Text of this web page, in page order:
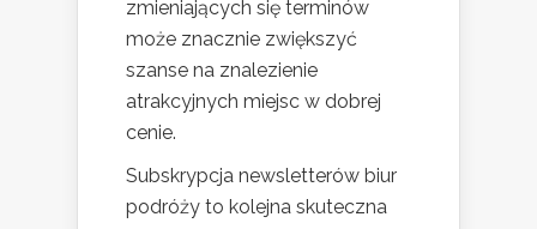
zmieniających się terminów
może znacznie zwiększyć
szanse na znalezienie
atrakcyjnych miejsc w dobrej
cenie.
Subskrypcja newsletterów biur
podróży to kolejna skuteczna